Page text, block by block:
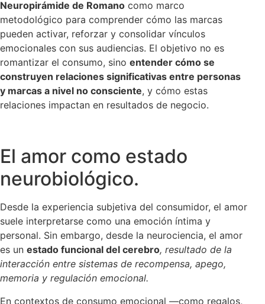
Neuropirámide de Romano como marco
metodológico para comprender cómo las marcas
pueden activar, reforzar y consolidar vínculos
emocionales con sus audiencias. El objetivo no es
romantizar el consumo, sino entender cómo se
construyen relaciones significativas entre personas
y marcas a nivel no consciente, y cómo estas
relaciones impactan en resultados de negocio.
El amor como estado
neurobiológico.
Desde la experiencia subjetiva del consumidor, el amor
suele interpretarse como una emoción íntima y
personal. Sin embargo, desde la neurociencia, el amor
es un estado funcional del cerebro, resultado de la
interacción entre sistemas de recompensa, apego,
memoria y regulación emocional.
En contextos de consumo emocional —como regalos,